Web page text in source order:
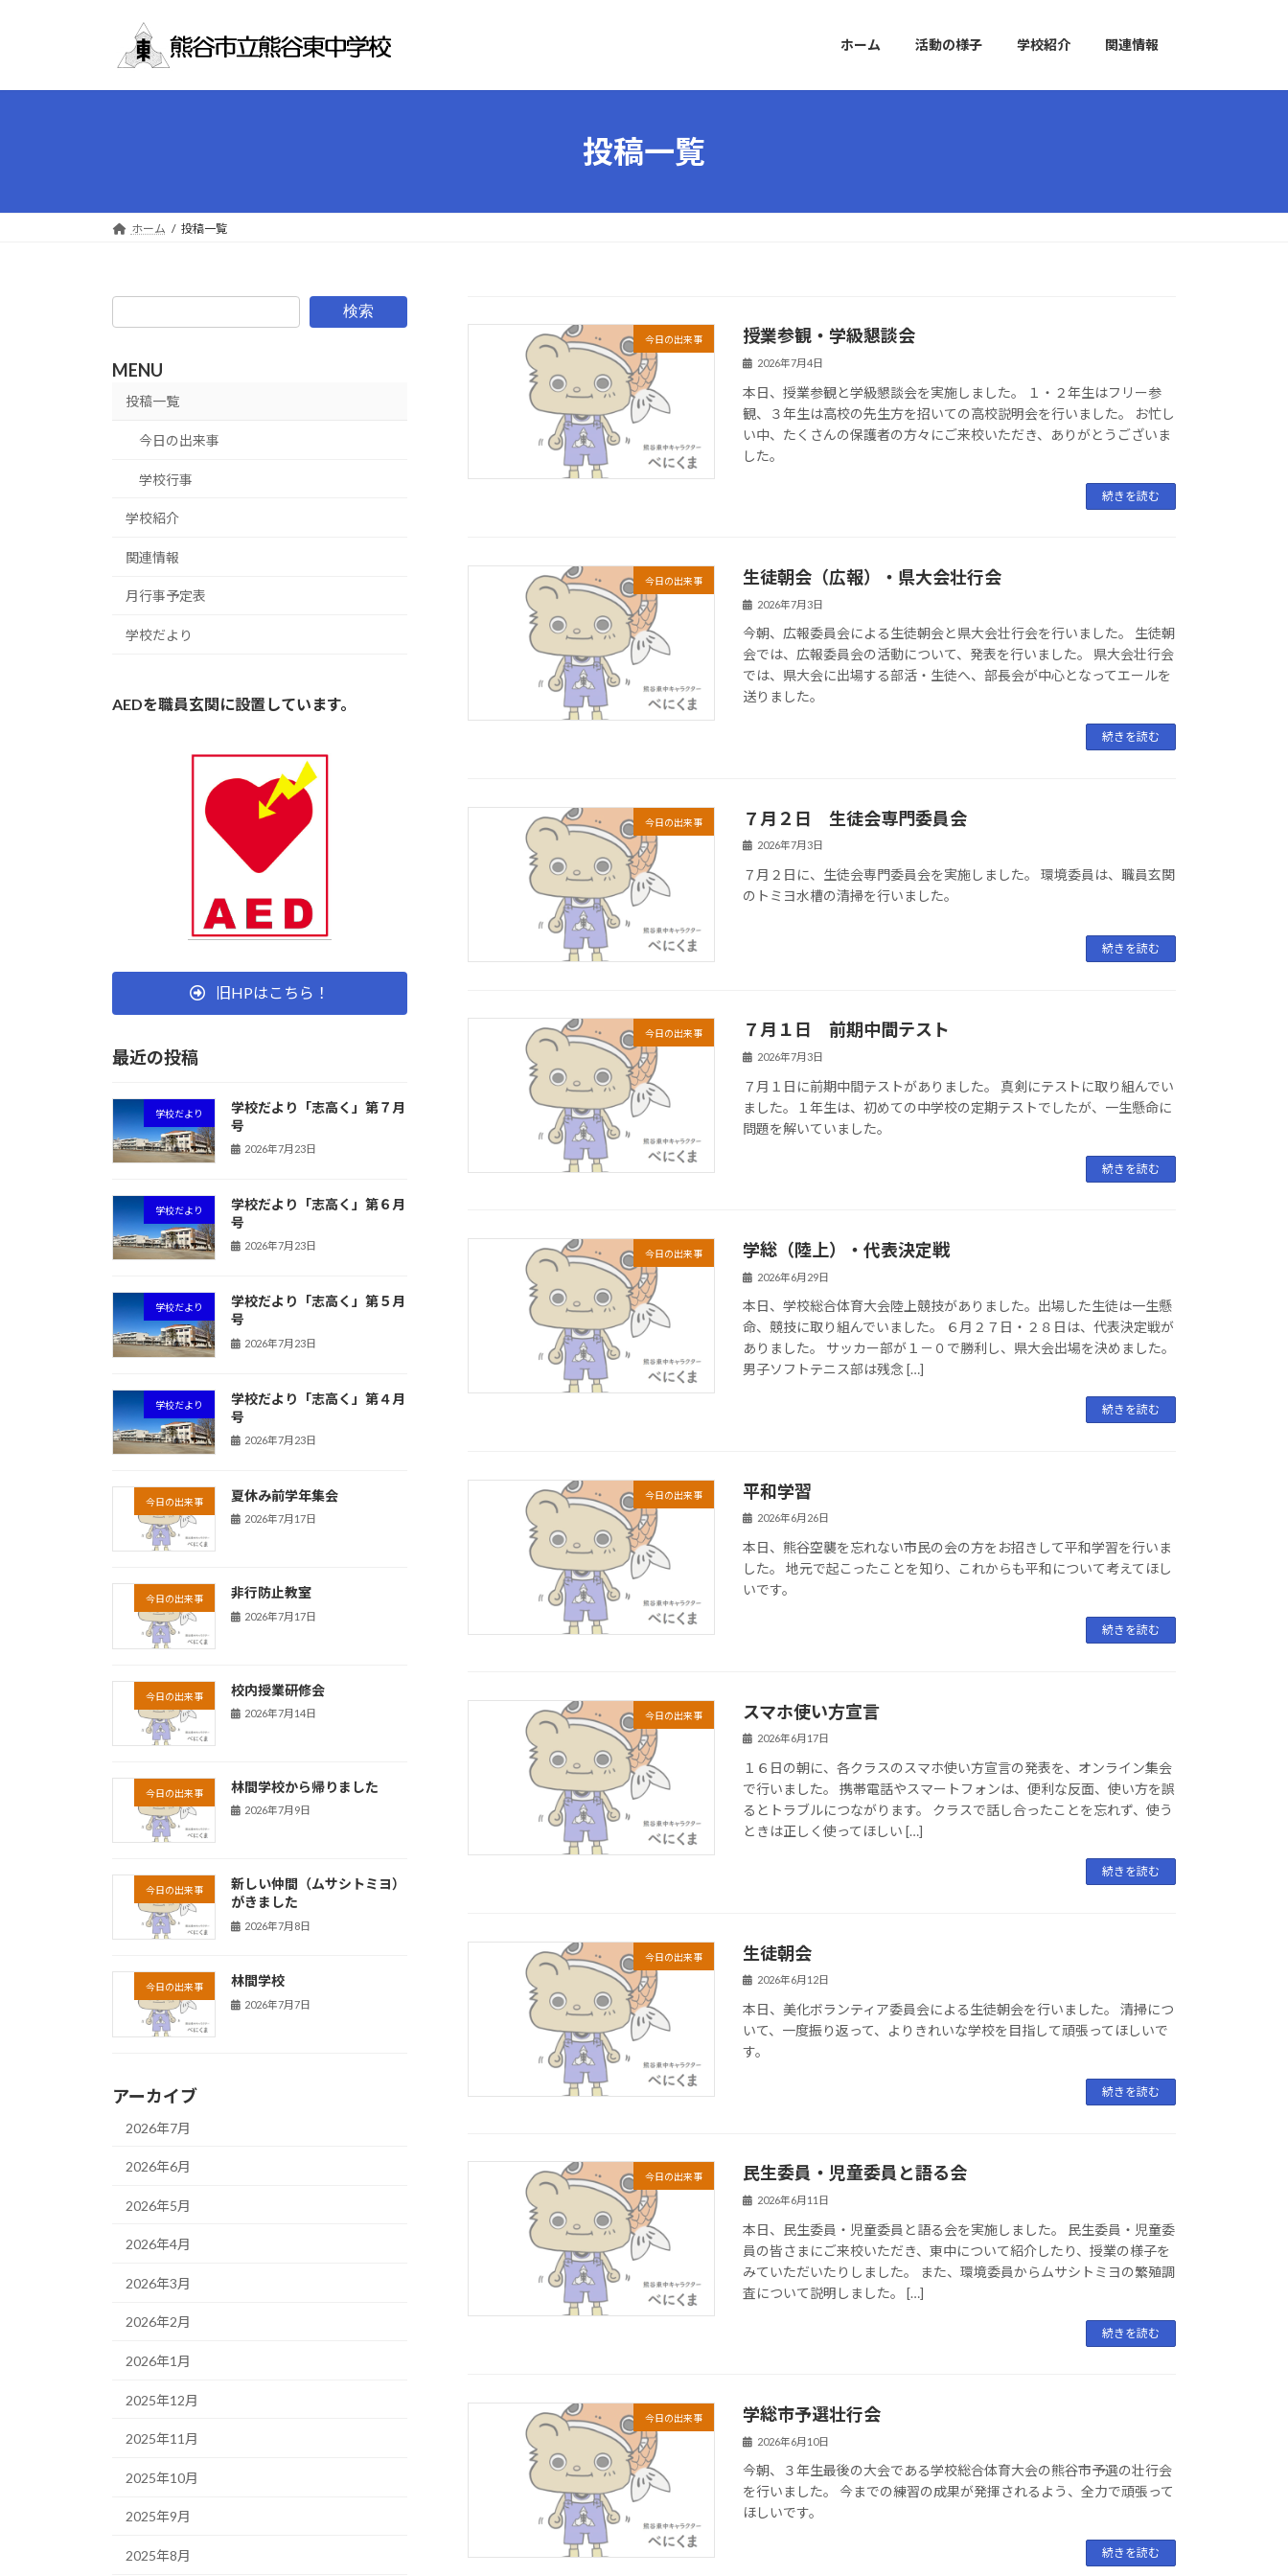
プ
動
ホーム 活動の様子 学校紹介 関連情報
投稿一覧
ホーム 投稿一覧
今日の出来事 授業参観・学級懇談会
2026年7月4日
本日、授業参観と学級懇談会を実施しました。 １・２年生はフリー参
観、３年生は高校の先生方を招いての高校説明会を行いました。 お忙し
い中、たくさんの保護者の方々にご来校いただき、ありがとうございま
した。
続きを読む
今日の出来事 生徒朝会（広報）・県大会壮行会
2026年7月3日
今朝、広報委員会による生徒朝会と県大会壮行会を行いました。 生徒朝
会では、広報委員会の活動について、発表を行いました。 県大会壮行会
では、県大会に出場する部活・生徒へ、部長会が中心となってエールを
送りました。
続きを読む
今日の出来事 ７月２日 生徒会専門委員会
2026年7月3日
７月２日に、生徒会専門委員会を実施しました。 環境委員は、職員玄関
のトミヨ水槽の清掃を行いました。
続きを読む
今日の出来事 ７月１日 前期中間テスト
2026年7月3日
７月１日に前期中間テストがありました。 真剣にテストに取り組んでい
ました。１年生は、初めての中学校の定期テストでしたが、一生懸命に
問題を解いていました。
続きを読む
今日の出来事 学総（陸上）・代表決定戦
2026年6月29日
本日、学校総合体育大会陸上競技がありました。出場した生徒は一生懸
命、競技に取り組んでいました。 ６月２７日・２８日は、代表決定戦が
ありました。 サッカー部が１－０で勝利し、県大会出場を決めました。
男子ソフトテニス部は残念 […]
続きを読む
今日の出来事 平和学習
2026年6月26日
本日、熊谷空襲を忘れない市民の会の方をお招きして平和学習を行いま
した。 地元で起こったことを知り、これからも平和について考えてほし
いです。
続きを読む
今日の出来事 スマホ使い方宣言
2026年6月17日
１６日の朝に、各クラスのスマホ使い方宣言の発表を、オンライン集会
で行いました。 携帯電話やスマートフォンは、便利な反面、使い方を誤
るとトラブルにつながります。 クラスで話し合ったことを忘れず、使う
ときは正しく使ってほしい […]
続きを読む
今日の出来事 生徒朝会
2026年6月12日
本日、美化ボランティア委員会による生徒朝会を行いました。 清掃につ
いて、一度振り返って、よりきれいな学校を目指して頑張ってほしいで
す。
続きを読む
今日の出来事 民生委員・児童委員と語る会
2026年6月11日
本日、民生委員・児童委員と語る会を実施しました。 民生委員・児童委
員の皆さまにご来校いただき、東中について紹介したり、授業の様子を
みていただいたりしました。 また、環境委員からムサシトミヨの繁殖調
査について説明しました。 […]
続きを読む
今日の出来事 学総市予選壮行会
2026年6月10日
今朝、３年生最後の大会である学校総合体育大会の熊谷市予選の壮行会
を行いました。 今までの練習の成果が発揮されるよう、全力で頑張って
ほしいです。
続きを読む
検索
MENU
投稿一覧
今日の出来事
学校行事
学校紹介
関連情報
月行事予定表
学校だより
AEDを職員玄関に設置しています。
旧HPはこちら！
最近の投稿
学校だより
学校だより「志高く」第７月
号
2026年7月23日
学校だより
学校だより「志高く」第６月
号
2026年7月23日
学校だより
学校だより「志高く」第５月
号
2026年7月23日
学校だより
学校だより「志高く」第４月
号
2026年7月23日
今日の出来事 夏休み前学年集会
2026年7月17日
今日の出来事 非行防止教室
2026年7月17日
今日の出来事 校内授業研修会
2026年7月14日
今日の出来事 林間学校から帰りました
2026年7月9日
今日の出来事
新しい仲間（ムサシトミヨ）
がきました
2026年7月8日
今日の出来事 林間学校
2026年7月7日
アーカイブ
2026年7月
2026年6月
2026年5月
2026年4月
2026年3月
2026年2月
2026年1月
2025年12月
2025年11月
2025年10月
2025年9月
2025年8月